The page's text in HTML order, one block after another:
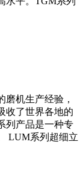
磨机生产经验，
收了世界各地的
列产品是一种专
LUM系列超细立